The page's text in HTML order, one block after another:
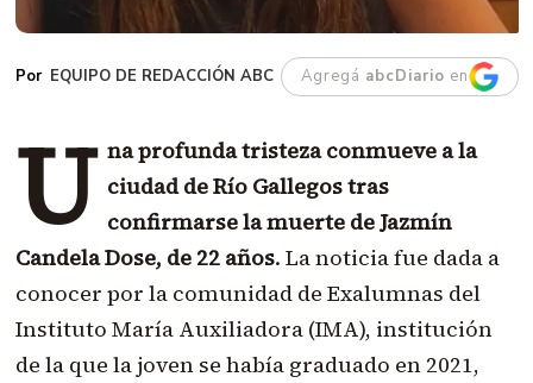
EQUIPO DE REDACCIÓN ABC Agregá abcDiario en
U na profunda tristeza conmueve a la
ciudad de Río Gallegos tras
confirmarse la muerte de Jazmín
Candela Dose, de 22 años. La noticia fue dada a
conocer por la comunidad de Exalumnas del
Instituto María Auxiliadora (IMA), institución
de la que la joven se había graduado en 2021,